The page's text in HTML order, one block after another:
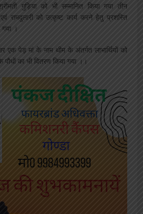
गुड़िया को भी सम्मानित किया गया तीन
एवं रामदुलारी को उत्कृष्ट कार्य करने हेतु प्रशस्ति
।
एक पेड़ मां के नाम थीम के अंतर्गत लाभार्थियों को
का भी वितरण किया गया ।।